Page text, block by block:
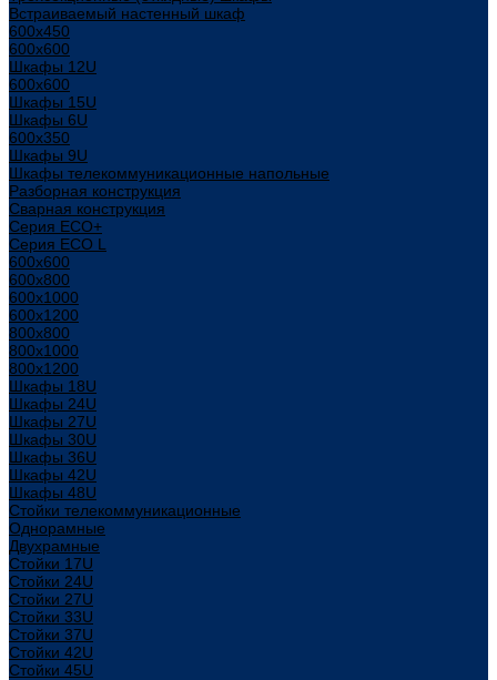
Встраиваемый настенный шкаф
600x450
600x600
Шкафы 12U
600x600
Шкафы 15U
Шкафы 6U
600x350
Шкафы 9U
Шкафы телекоммуникационные напольные
Разборная конструкция
Сварная конструкция
Серия ECO+
Серия ECO L
600x600
600x800
600х1000
600х1200
800x800
800х1000
800х1200
Шкафы 18U
Шкафы 24U
Шкафы 27U
Шкафы 30U
Шкафы 36U
Шкафы 42U
Шкафы 48U
Стойки телекоммуникационные
Однорамные
Двухрамные
Стойки 17U
Стойки 24U
Стойки 27U
Стойки 33U
Стойки 37U
Стойки 42U
Стойки 45U